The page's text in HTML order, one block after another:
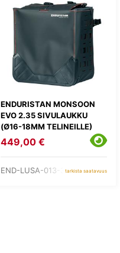
ENDURISTAN MONSOON
EVO 2.35 SIVULAUKKU
(Ø16-18MM TELINEILLE)
449,00 €
END-LUSA-013-35tarkista saatavuus